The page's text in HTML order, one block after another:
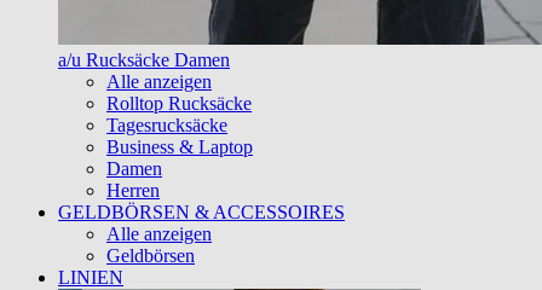
a/u Rucksäcke Damen
Alle anzeigen
Rolltop Rucksäcke
Tagesrucksäcke
Business & Laptop
Damen
Herren
GELDBÖRSEN & ACCESSOIRES
Alle anzeigen
Geldbörsen
LINIEN